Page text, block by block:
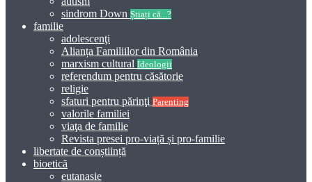
sindrom Down Știați că...?
familie
adolescenţi
Alianța Familiilor din România
marxism cultural Ideologii
referendum pentru căsătorie
religie
sfaturi pentru părinţi Parenting
valorile familiei
viaţa de familie
Revista presei pro-viață și pro-familie
libertate de conștiință
bioetică
eutanasie